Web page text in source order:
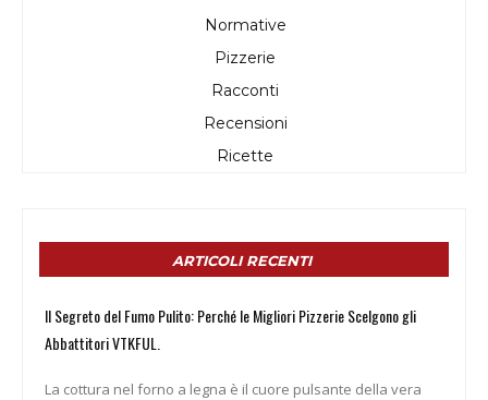
Normative
Pizzerie
Racconti
Recensioni
Ricette
ARTICOLI RECENTI
Il Segreto del Fumo Pulito: Perché le Migliori Pizzerie Scelgono gli
Abbattitori VTKFUL.
La cottura nel forno a legna è il cuore pulsante della vera